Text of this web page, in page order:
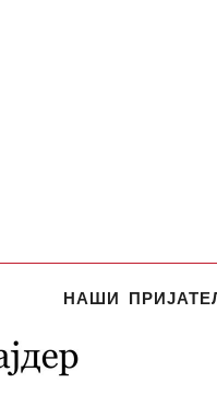
НАШИ